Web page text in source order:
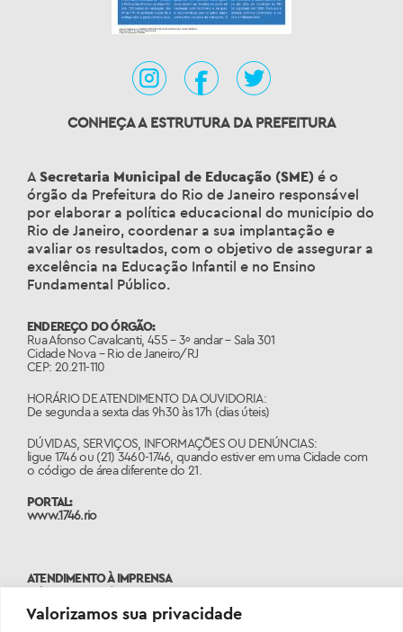
Valorizamos sua privacidade
CONHEÇA A ESTRUTURA DA PREFEITURA
A Secretaria Municipal de Educação (SME) é o
órgão da Prefeitura do Rio de Janeiro responsável
por elaborar a política educacional do município do
Rio de Janeiro, coordenar a sua implantação e
avaliar os resultados, com o objetivo de assegurar a
excelência na Educação Infantil e no Ensino
Fundamental Público.
ENDEREÇO DO ÓRGÃO:
Rua Afonso Cavalcanti, 455 – 3º andar – Sala 301
Cidade Nova – Rio de Janeiro/RJ
CEP: 20.211-110
HORÁRIO DE ATENDIMENTO DA OUVIDORIA:
De segunda a sexta das 9h30 às 17h (dias úteis)
DÚVIDAS, SERVIÇOS, INFORMAÇÕES OU DENÚNCIAS:
ligue 1746 ou (21) 3460-1746, quando estiver em uma Cidade com
o código de área diferente do 21.
PORTAL:
www.1746.rio
ATENDIMENTO À IMPRENSA
Tels: 2976-2485 | 2976-2498
assessoriasme@rioeduca.net